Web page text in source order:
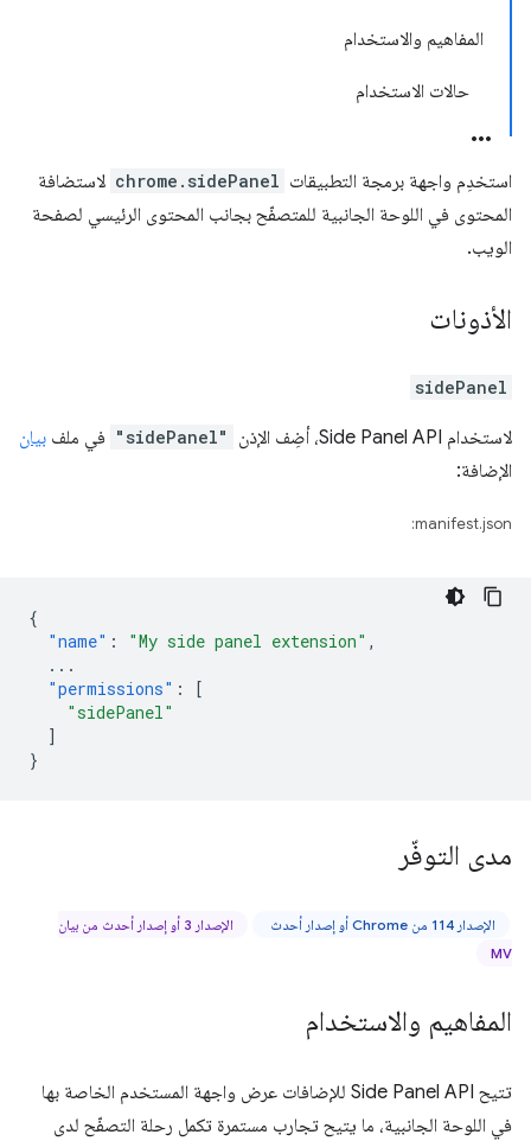
المفاهيم والاستخدام
حالات الاستخدام
استخدِم واجهة برمجة التطبيقات chrome.sidePanel لاستضافة
المحتوى في اللوحة الجانبية للمتصفّح بجانب المحتوى الرئيسي لصفحة
الويب.
الأذونات
sidePanel
لاستخدام Side Panel API، أضِف الإذن "sidePanel" في ملف بيان
الإضافة:
manifest.json:
{
"name" : "My side panel extension" ,
...
"permissions" :
[
"sidePanel"
]
}
مدى التوفّر
الإصدار 114 من Chrome أو إصدار أحدث
الإصدار 3 أو إصدار أحدث من بيان
MV
المفاهيم والاستخدام
تتيح Side Panel API للإضافات عرض واجهة المستخدم الخاصة بها
في اللوحة الجانبية، ما يتيح تجارب مستمرة تكمل رحلة التصفّح لدى